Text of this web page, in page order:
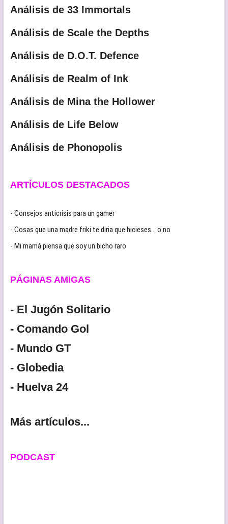
Análisis de 33 Immortals
Análisis de Scale the Depths
Análisis de D.O.T. Defence
Análisis de Realm of Ink
Análisis de Mina the Hollower
Análisis de Life Below
Análisis de Phonopolis
ARTÍCULOS DESTACADOS
- Consejos anticrisis para un gamer
- Cosas que una madre friki te diria que hicieses… o no
- Mi mamá piensa que soy un bicho raro
PÁGINAS AMIGAS
- El Jugón Solitario
- Comando Gol
- Mundo GT
- Globedia
- Huelva 24
Más artículos...
PODCAST